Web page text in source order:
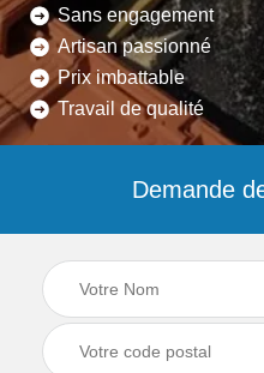
Sans engagement
Artisan passionné
Prix imbattable
Travail de qualité
Demande